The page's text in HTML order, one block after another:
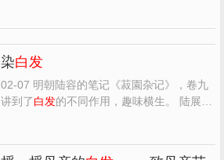
人们比，...
染白发
02-07 明朝陆容的笔记《菽園杂记》，卷九
讲到了白发的不同作用，趣味横生。 陆展染